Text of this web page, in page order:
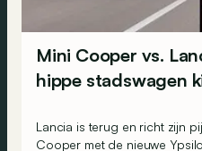
Mini Cooper vs.
hippe stadswagen
Lancia is terug en richt zijn
Cooper met de nieuwe